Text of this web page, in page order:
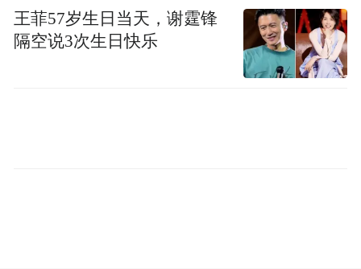
何妥协空间。此次星途EX7服务2026 APEC
贸易部长会议充分表明，其豪华感立住了，
综合实力通过了这一体系的完整考验。
王菲57岁生日当天，谢霆锋
隔空说3次生日快乐